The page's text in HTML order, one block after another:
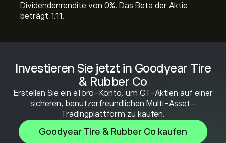
Investieren Sie jetzt in Goodyear Tire
& Rubber Co
Erstellen Sie ein eToro-Konto, um GT-Aktien auf einer
sicheren, benutzerfreundlichen Multi-Asset-
Tradingplattform zu kaufen.
Goodyear Tire & Rubber Co kaufen
Dividendenrendite von 0%. Das Beta der Aktie
beträgt 1.11.